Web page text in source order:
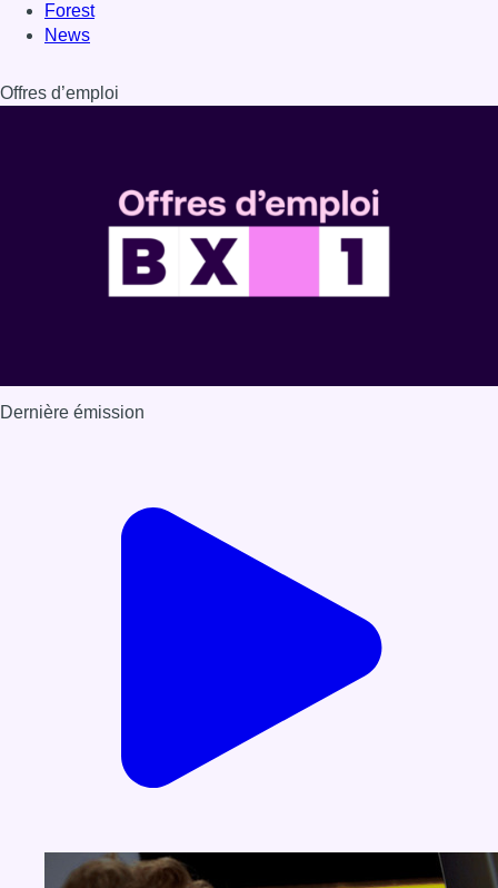
Forest
News
Offres d’emploi
Dernière émission